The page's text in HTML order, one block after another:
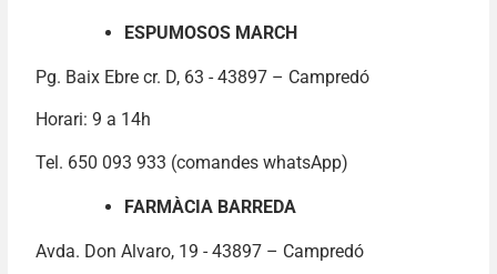
ESPUMOSOS MARCH
Pg. Baix Ebre cr. D, 63 - 43897 – Campredó
Horari: 9 a 14h
Tel. 650 093 933 (comandes whatsApp)
FARMÀCIA BARREDA
Avda. Don Alvaro, 19 - 43897 – Campredó